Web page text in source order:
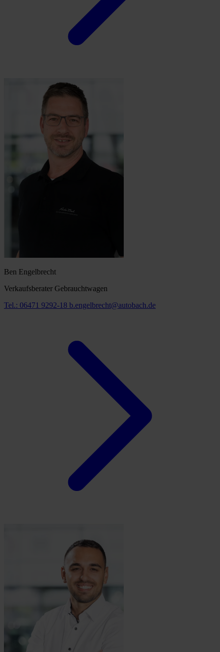
Ben Engelbrecht
Verkaufsberater Gebrauchtwagen
Tel.: 06471 9292-18 b.engelbrecht@autobach.de